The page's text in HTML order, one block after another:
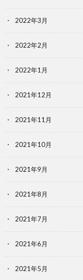
2022年3月
2022年2月
2022年1月
2021年12月
2021年11月
2021年10月
2021年9月
2021年8月
2021年7月
2021年6月
2021年5月